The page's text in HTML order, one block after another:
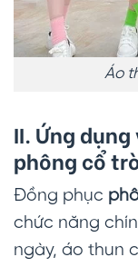
Áo
II. Ứng
phông cổ
Đồng phục
chức năng
ngày, áo thun